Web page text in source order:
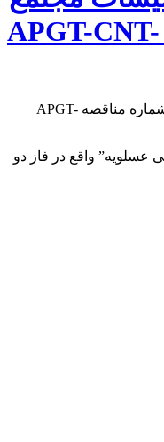
مخازن سبز پتروشیمی عسلویه شرکت مخازن سبز پتروشیمی عسلویه به شماره مناقصه APGT-CNT-
واقع در فاز دو